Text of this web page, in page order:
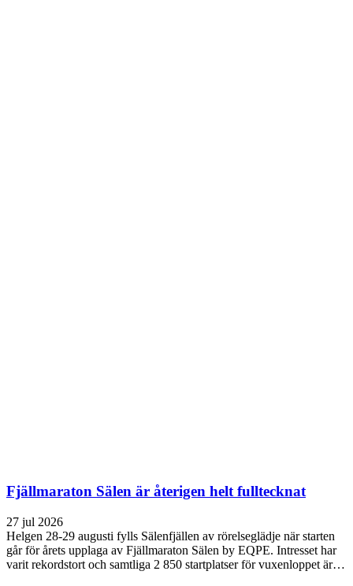
Fjällmaraton Sälen är återigen helt fulltecknat
27 jul 2026
Helgen 28-29 augusti fylls Sälenfjällen av rörelseglädje när starten
går för årets upplaga av Fjällmaraton Sälen by EQPE. Intresset har
varit rekordstort och samtliga 2 850 startplatser för vuxenloppet är…